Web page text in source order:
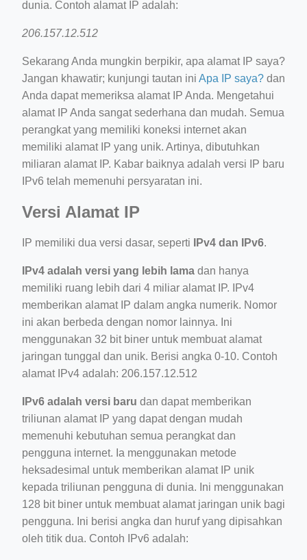
dunia. Contoh alamat IP adalah:
206.157.12.512
Sekarang Anda mungkin berpikir, apa alamat IP saya?
Jangan khawatir; kunjungi tautan ini Apa IP saya? dan
Anda dapat memeriksa alamat IP Anda. Mengetahui
alamat IP Anda sangat sederhana dan mudah. Semua
perangkat yang memiliki koneksi internet akan
memiliki alamat IP yang unik. Artinya, dibutuhkan
miliaran alamat IP. Kabar baiknya adalah versi IP baru
IPv6 telah memenuhi persyaratan ini.
Versi Alamat IP
IP memiliki dua versi dasar, seperti IPv4 dan IPv6.
IPv4 adalah versi yang lebih lama dan hanya
memiliki ruang lebih dari 4 miliar alamat IP. IPv4
memberikan alamat IP dalam angka numerik. Nomor
ini akan berbeda dengan nomor lainnya. Ini
menggunakan 32 bit biner untuk membuat alamat
jaringan tunggal dan unik. Berisi angka 0-10. Contoh
alamat IPv4 adalah: 206.157.12.512
IPv6 adalah versi baru dan dapat memberikan
triliunan alamat IP yang dapat dengan mudah
memenuhi kebutuhan semua perangkat dan
pengguna internet. Ia menggunakan metode
heksadesimal untuk memberikan alamat IP unik
kepada triliunan pengguna di dunia. Ini menggunakan
128 bit biner untuk membuat alamat jaringan unik bagi
pengguna. Ini berisi angka dan huruf yang dipisahkan
oleh titik dua. Contoh IPv6 adalah: